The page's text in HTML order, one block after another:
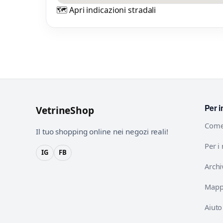
🗺️ Apri indicazioni stradali
VetrineShop
Il tuo shopping online nei negozi reali!
IG FB
Per
Per i